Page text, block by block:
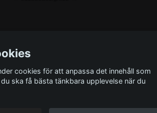
Miljö
cookies för att anpassa det innehåll som
ska få bästa tänkbara upplevelse när du